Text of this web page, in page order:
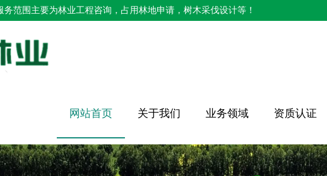
范围主要为林业工程咨询，占用林地申请，树木采伐设计等！
网站首页 关于我们 业务领域 资质认证